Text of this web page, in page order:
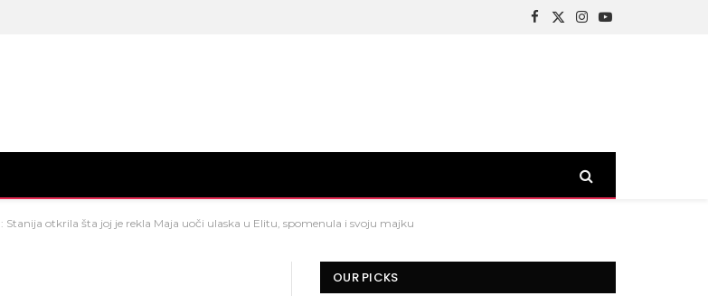
Facebook
X
Instagram
YouTube
otkrila šta joj je rekla Maja uoči ulaska u Elitu, spomenula i svoju majku
OUR PICKS